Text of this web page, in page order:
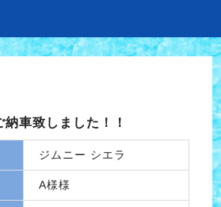
車致しました！！
ジムニー シエラ
A様様